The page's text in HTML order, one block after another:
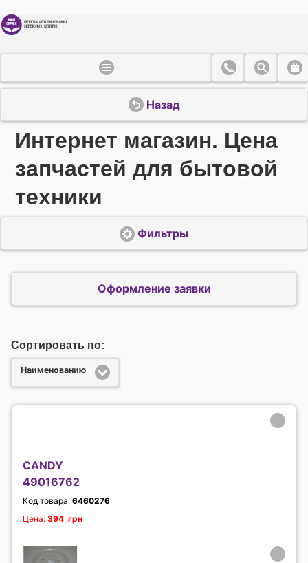
Назад
Интернет магазин. Цена
запчастей для бытовой
техники
Фильтры
Оформление заявки
Сортировать по:
Наименованию
CANDY
49016762
Код товара: 6460276
Цена: 394 грн